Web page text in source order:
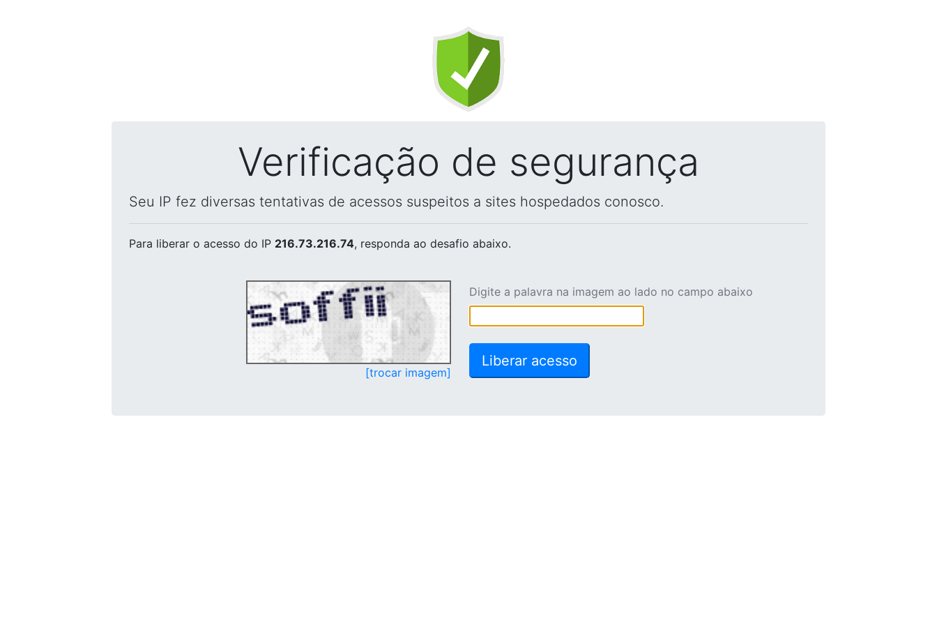
Verificação de segurança
Seu IP fez diversas tentativas de acessos suspeitos a sites hospedados conosco.
Para liberar o acesso do IP 216.73.216.74, responda ao desafio abaixo.
[trocar imagem]
Digite a palavra na imagem ao lado no campo abaixo